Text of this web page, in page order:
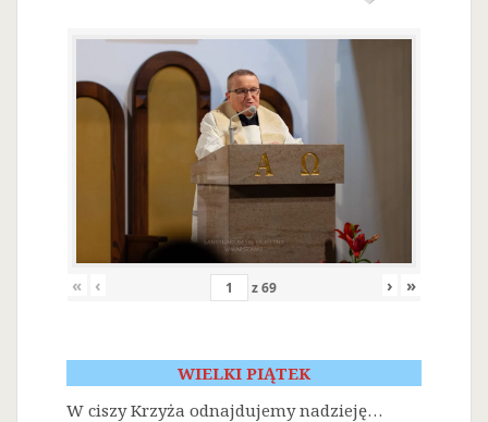
« ‹ z69 › »
WIELKI PIĄTEK
W ciszy Krzyża odnajdujemy nadzieję…